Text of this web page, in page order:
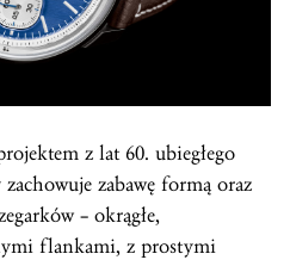
z lat 60. ubiegłego
zabawę formą oraz
– okrągłe,
flankami, z prostymi